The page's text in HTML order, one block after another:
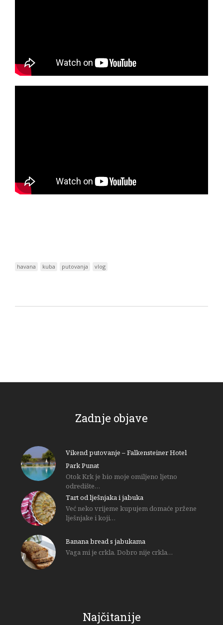
havana kuba putovanja vlog
Zadnje objave
Vikend putovanje – Falkensteiner Hotel
Park Punat
Otok Krk je bio moje omiljeno ljetno
odredište…
Tart od lješnjaka i jabuka
Već neko vrijeme kupujem domaće pržene
lješnjake i koji…
Banana bread s jabukama
Vaga mi je crkla. Dobro nije crkla…
Najčitanije